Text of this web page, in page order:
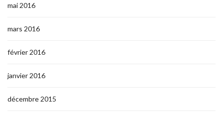
mai 2016
mars 2016
février 2016
janvier 2016
décembre 2015